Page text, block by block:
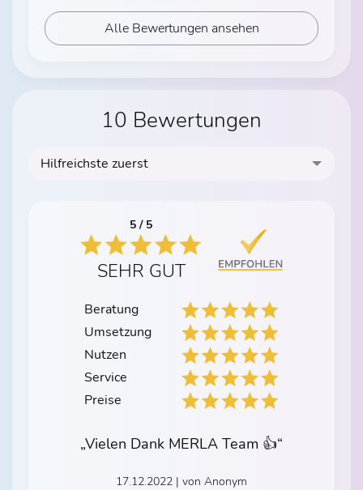
Alle Bewertungen ansehen
10 Bewertungen
Hilfreichste zuerst
5 / 5
SEHR GUT
Beratung
Umsetzung
Nutzen
Service
Preise
„Vielen Dank MERLA Team 👍“
17.12.2022 | von Anonym